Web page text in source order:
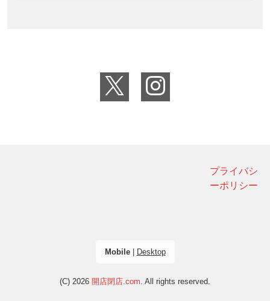
プライバシ
ーポリシー
Mobile| Desktop
(C) 2026 開店閉店.com . All rights reserved.